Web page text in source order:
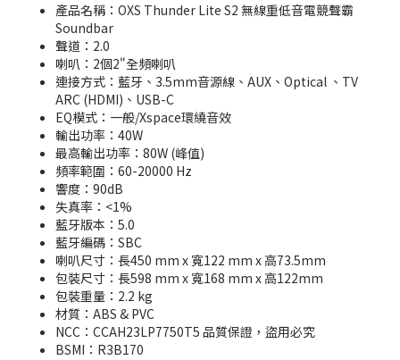
產品名稱：OXS Thunder Lite S2 無線重低音電競聲霸
Soundbar
聲道：2.0
喇叭：2個2"全頻喇叭
連接方式：藍牙、3.5mm音源線、AUX、Optical 、TV
ARC (HDMI)、USB-C
EQ模式：一般/Xspace環繞音效
輸出功率：40W
最高輸出功率：80W (峰值)
頻率範圍：60-20000 Hz
響度：90dB
失真率：<1%
藍牙版本：5.0
藍牙編碼：SBC
喇叭尺寸：長450 mm x 寬122 mm x 高73.5mm
包裝尺寸：長598 mm x 寬168 mm x 高122mm
包裝重量：2.2 kg
材質：ABS & PVC
NCC：CCAH23LP7750T5 品質保證，盜用必究
BSMI：R3B170